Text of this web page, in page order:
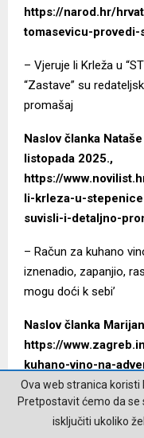
https://narod.hr/
tomasevicu-
– Vjeruje li Krleža u
“Zastave” su
promašaj
Naslov članka
listopada 2025.,
https://
li-krleza-u-
suvisli-i-detaljno-
– Račun za kuhano
iznenadio, zapanjio,
mogu doći k sebi’
Naslov članka
https://
kuhano-vino-na-
mogu-doci-k-sebi/
– Novi detalji
Ova web stranica koristi
Pretpostavit ćemo da
isključiti ukoliko